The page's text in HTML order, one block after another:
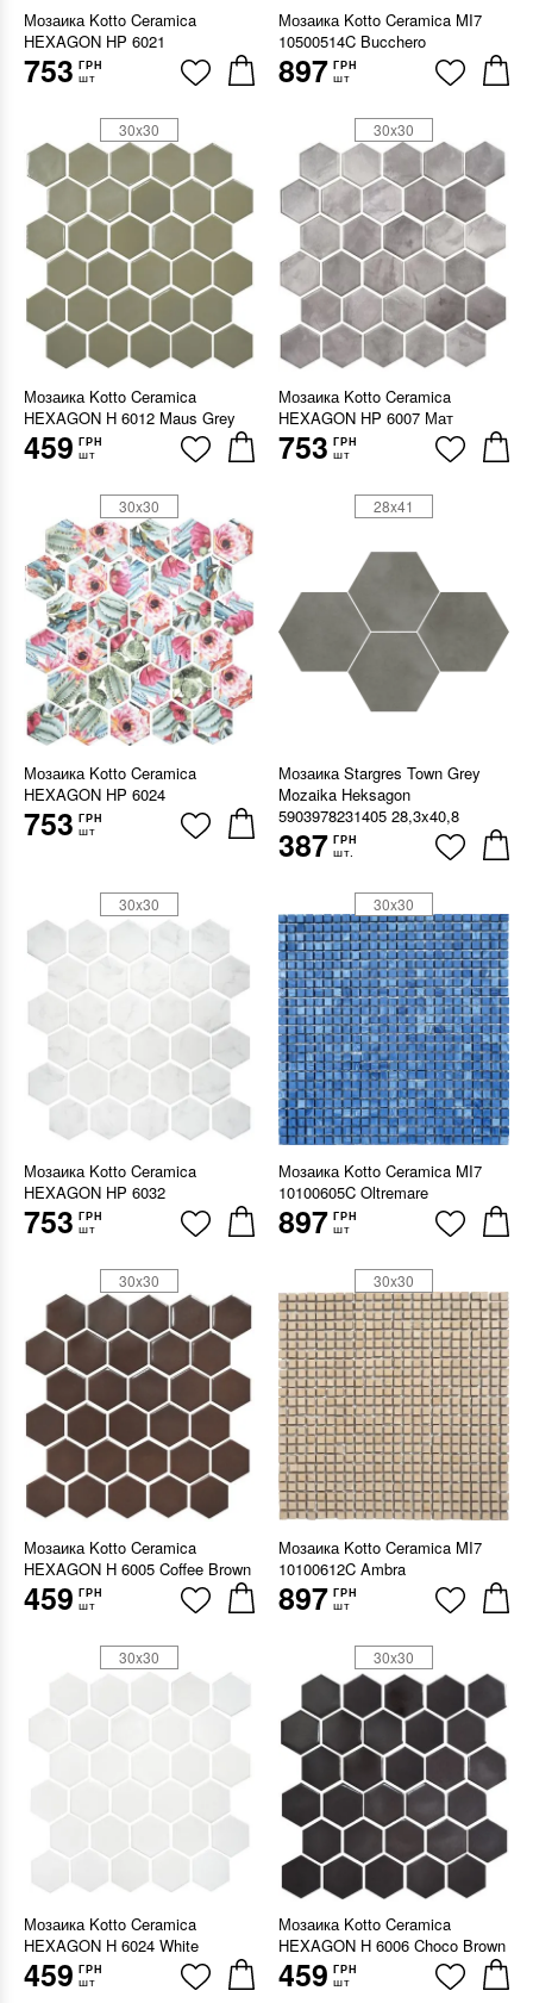
Мозаика Kotto Ceramica
HEXAGON HP 6021
753 ГРН
шт
Мозаика Kotto Ceramica MI7
10500514C Bucchero
897 ГРН
шт
Мозаика Kotto Ceramica
HEXAGON H 6012 Maus Grey
459 ГРН
шт
30x30
Мозаика Kotto Ceramica
HEXAGON HP 6007 Мат
753 ГРН
шт
30x30
Мозаика Kotto Ceramica
HEXAGON HP 6024
753 ГРН
шт
30x30
Мозаика Stargres Town Grey
Mozaika Heksagon
5903978231405 28,3x40,8
387 ГРН
шт.
28x41
Мозаика Kotto Ceramica
HEXAGON HP 6032
753 ГРН
шт
30x30
Мозаика Kotto Ceramica MI7
10100605C Oltremare
897 ГРН
шт
30x30
Мозаика Kotto Ceramica
HEXAGON H 6005 Coffee Brown
459 ГРН
шт
30x30
Мозаика Kotto Ceramica MI7
10100612C Ambra
897 ГРН
шт
30x30
Мозаика Kotto Ceramica
HEXAGON H 6024 White
459 ГРН
шт
30x30
Мозаика Kotto Ceramica
HEXAGON H 6006 Choco Brown
459 ГРН
шт
30x30